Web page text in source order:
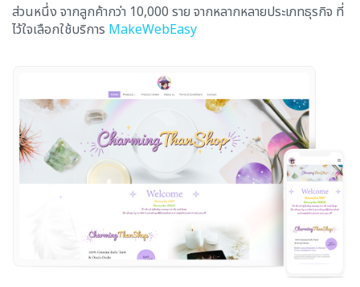
ส่วนหนึ่ง จากลูกค้ากว่า 10,000 ราย จากหลากหลายประเภทธุรกิจ ที่
ไว้ใจเลือกใช้บริการ MakeWebEasy